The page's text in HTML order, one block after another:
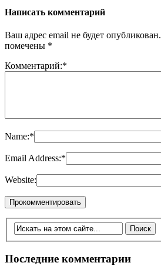
Написать комментарий
Ваш адрес email не будет опубликован.
помечены *
Комментарий:*
Name:*
Email Address:*
Website:
Последние комментарии